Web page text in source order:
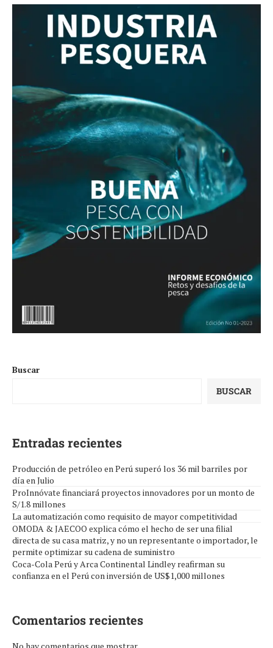
Buscar
BUSCAR
Entradas recientes
Producción de petróleo en Perú superó los 36 mil barriles por
día en Julio
ProInnóvate financiará proyectos innovadores por un monto de
S/1.8 millones
La automatización como requisito de mayor competitividad
OMODA & JAECOO explica cómo el hecho de ser una filial
directa de su casa matriz, y no un representante o importador, le
permite optimizar su cadena de suministro
Coca-Cola Perú y Arca Continental Lindley reafirman su
confianza en el Perú con inversión de US$1,000 millones
Comentarios recientes